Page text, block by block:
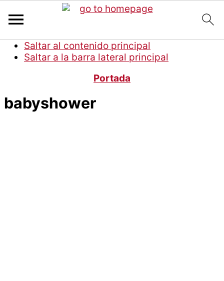
Saltar al contenido principal
Saltar a la barra lateral principal
Portada
babyshower